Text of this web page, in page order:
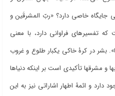
جایگاه خاصی دارد؟ «ربّ المشرقَین و
تفسیرهای فراوانی دارد، با معنی
بشر در کرۀ خاکی یکبار طلوع و غروب
و مشرق‏ها تأکیدی است بر اینکه دنیاها
دارد و ائمۀ اطهار اشاراتی نیز به این